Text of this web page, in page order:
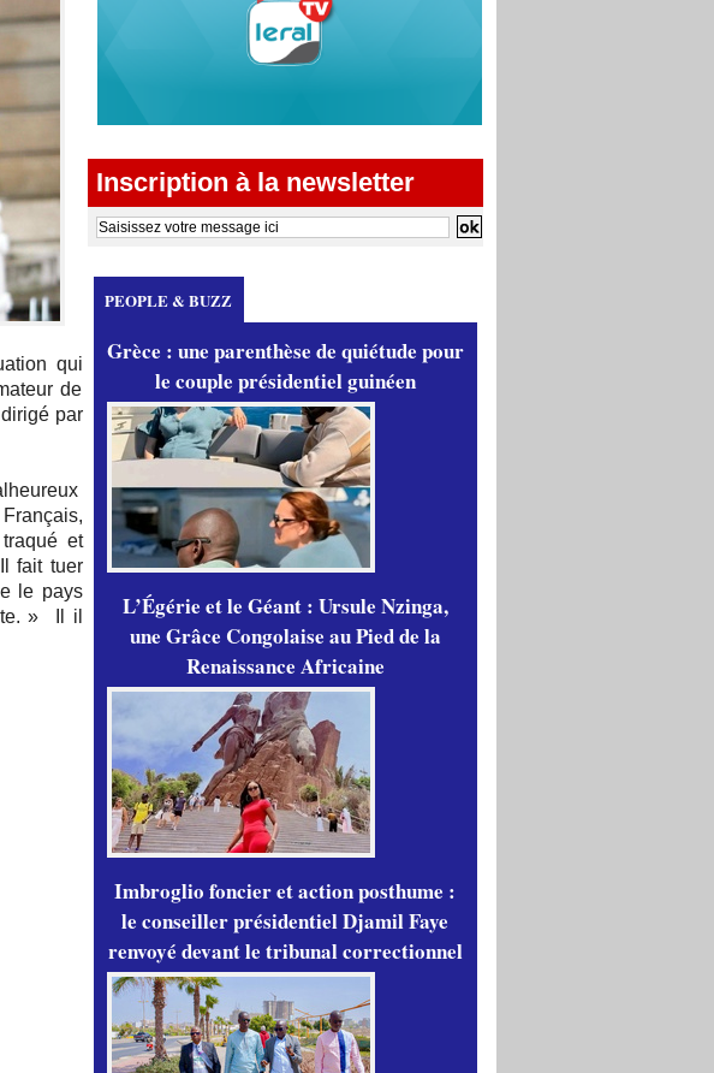
qui
de
par
et
fait tuer
le pays
» Il il
Inscription à la newsletter
PEOPLE & BUZZ
Grèce : une parenthèse de quiétude pour
le couple présidentiel guinéen
L’Égérie et le Géant : Ursule Nzinga,
une Grâce Congolaise au Pied de la
Renaissance Africaine
Imbroglio foncier et action posthume :
le conseiller présidentiel Djamil Faye
renvoyé devant le tribunal correctionnel